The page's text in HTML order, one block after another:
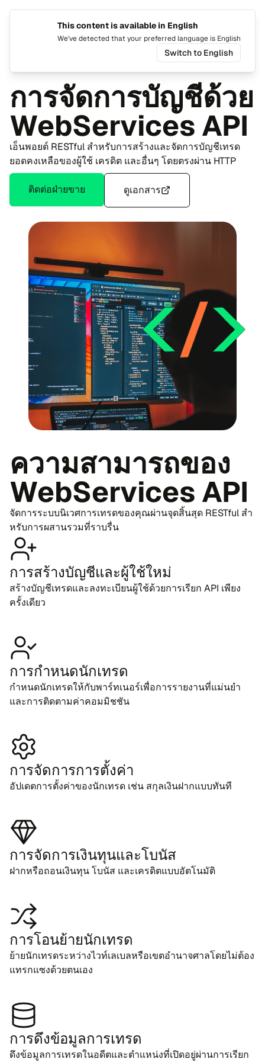
การ​จัด​การ​บัญ​ชีด้วย
WebServices API
เอ็น​พอยต์ RESTful สำ​หรับ​การ​สร้าง​และ​จัด​การ​บัญ​ชี​เทรด
ยอด​คง​เหลือของ​ผู้​ใช้ เคร​ดิต และ​อื่นๆ โดย​ตรง​ผ่าน HTTP
ติด​ต่อฝ่าย​ขาย ดู​เอก​สาร
ความ​สา​มารถ​ของ
WebServices API
จัด​การระ​บบ​นิ​เวศ​การ​เทร​ด​ของ​คุณผ่าน​จุด​สิ้น​สุด RESTful สำ​
หรับ​การผสาน​รวม​ที่ราบ​รื่น
การ​สร้าง​บัญ​ชี​และผู้​ใช้​ใหม่
สร้าง​บัญ​ชี​เทรด​และ​ลง​ทะ​เบียนผู้​ใช้ด้วย​การ​เรียก API เพียง​
ครั้ง​เดียว
การ​กำ​หน​ด​นัก​เทรด
กำ​หน​ด​นัก​เทร​ด​ให้​กับ​พาร์ท​เนอร์​เพื่อ​การ​ราย​งาน​ที่​แม่น​ยำ​
และ​การติด​ตามค่า​คอม​มิช​ชัน
การ​จัด​การ​การ​ตั้ง​ค่า
อัป​เดต​การ​ตั้ง​ค่า​ของ​นัก​เทรด เช่น สกุล​เงินฝาก​แบบ​ทัน​ที
การ​จัด​การ​เงินทุน​และ​โบ​นัส
ฝาก​หรือถอน​เงินทุน โบ​นัส และ​เคร​ดิตแบบ​อัต​โน​มัติ
การ​โอน​ย้าย​นัก​เทรด
ย้าย​นัก​เทร​ดระ​หว่าง​ไวท์​เล​เบลหรือ​เขตอำ​นา​จ​ศาล​โดย​ไม่ต้อง​
แทรก​แซง​ด้วยตน​เอง
การ​ดึง​ข้อ​มูล​การ​เทรด
ดึง​ข้อ​มูล​การ​เทร​ด​ในอ​ดีต​และ​ตำ​แหน่ง​ที่​เปิ​ดอยู่​ผ่าน​การ​เรียก
This content is available in English
We've detected that your preferred language is English
Switch to English